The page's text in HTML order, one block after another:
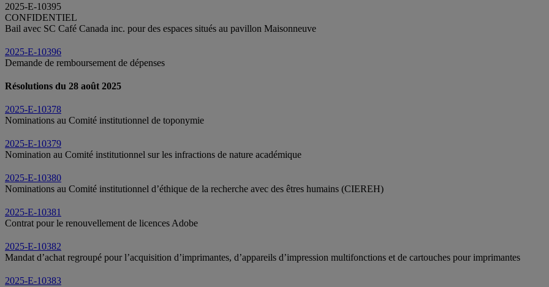
2025-E-10395
CONFIDENTIEL
Bail avec SC Café Canada inc. pour des espaces situés au pavillon Maisonneuve
2025-E-10396
Demande de remboursement de dépenses
Résolutions du 28 août 2025
2025-E-10378
Nominations au Comité institutionnel de toponymie
2025-E-10379
Nomination au Comité institutionnel sur les infractions de nature académique
2025-E-10380
Nominations au Comité institutionnel d’éthique de la recherche avec des êtres humains (CIEREH)
2025-E-10381
Contrat pour le renouvellement de licences Adobe
2025-E-10382
Mandat d’achat regroupé pour l’acquisition d’imprimantes, d’appareils d’impression multifonctions et de cartouches pour imprimantes
2025-E-10383